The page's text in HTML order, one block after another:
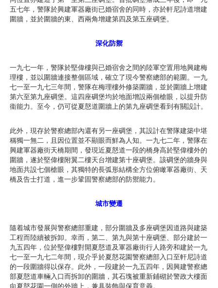
五七年，警隊於興建軍器廠街已婚宿舍的同時，亦於軒尼詩道增建
圍牆，並於圍牆的東、西兩角增建第四及第五座碉堡。
深化防禦
一九七一年，警隊於堅偉樓與已婚宿舍之間的陸軍空置用地興建梅
理樓，並以圍牆連接整個區域，確立了現今警察總部的範圍。一九
七一至一九七三年間，警隊在梅理樓外修築圍牆，並於圍牆上增建
第六至第九座碉堡。這四座碉堡均於地面增設兩個槍眼，以提升防
衞能力。至今，仍可從夏慤道圍牆上的第九座碉堡看到有關設計。
此外，現存於警察總部內還有另一座碉堡，其設計在警隊建築中堪
稱獨一無二，且因位置並不顯眼而鮮為人知。一九七二年，警隊在
興建軍器廠街天橋期間，發現近夏慤道一段的橋身高於堅偉樓外的
圍牆，遂於堅偉樓附翼二樓天台增建第十座碉堡。該碉堡的牆身與
地面共設七個槍眼，其獨特的長弧形結構全方位俯瞰軍器廠街、天
橋及告士打道，進一步鞏固警察總部的防禦能力。
城市變遷
隨着城市發展與警察總部重建，部分圍牆及多座碉堡因道路與建築
工程而陸續被拆卸。幸而，第二、第九與第十座碉堡、部分建於一
九五四年，位於堅偉樓對開夏慤道及軍器廠街行人路旁和建於一九
七一至一九七二年間，現介乎於夏慤花園警察總部入口至軒尼詩道
的一段圍牆得以保存。此外，一段建於一九五四年，因興建警察總
部夏慤道車輛入口而拆卸的圍牆，其石塊被重新鋪砌於警政大樓面
向夏慤花園一側的外牆上，兼具裝飾與保育意義。